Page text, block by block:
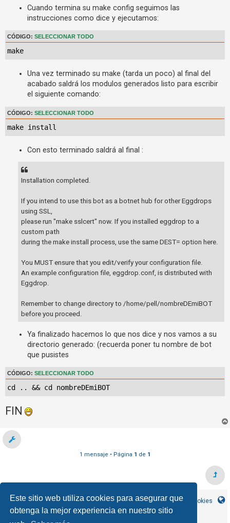
Este sitio web utiliza cookies para asegurar que
obtenga la mejor experiencia en nuestro sitio
F
A
Q
Cuando termina su make config seguimos las
instrucciones como dice y ejecutamos:
CÓDIGO: SELECCIONAR TODO
make
Una vez terminado su make (tarda un poco) al final del
acabado saldrá los modulos generados listo para escribir
el siguiente comando:
CÓDIGO: SELECCIONAR TODO
make install
Con esto terminado saldrá al final :
Installation completed.
If you intend to use this bot as a botnet hub for other Eggdrops
using SSL,
please run "make sslcert" now. If you installed eggdrop to a
custom path
during the make install process, use the same DEST= option here.
You MUST ensure that you edit/verify your configuration file.
An example configuration file, eggdrop.conf, is distributed with
Eggdrop.
Remember to change directory to /home/pell/nombreDEmiBOT
before you proceed.
Ya finalizado hacemos lo que nos dice y nos vamos a su
directorio generado: (recuerda poner tu nombre de bot
que pusistes
CÓDIGO: SELECCIONAR TODO
cd .. && cd nombreDEmiBOT
FIN
1 mensaje • Página 1 de 1
Inicio Índice general Borrar cookies
Contáctanos